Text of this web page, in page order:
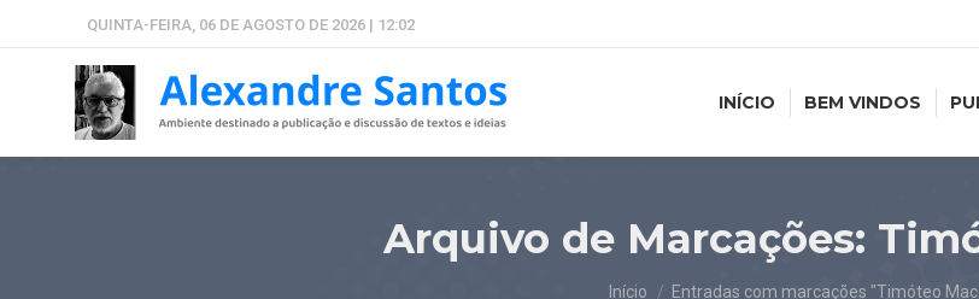
QUINTA-FEIRA, 06 DE AGOSTO DE 2026 | 12:02
INÍCIO BEM VINDOS
Arquivo de Marcações:
Você está aqui:
Início Entradas com marcações "Timóteo